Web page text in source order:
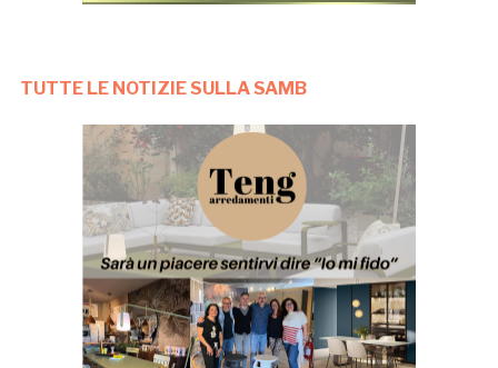
TUTTE LE NOTIZIE SULLA SAMB